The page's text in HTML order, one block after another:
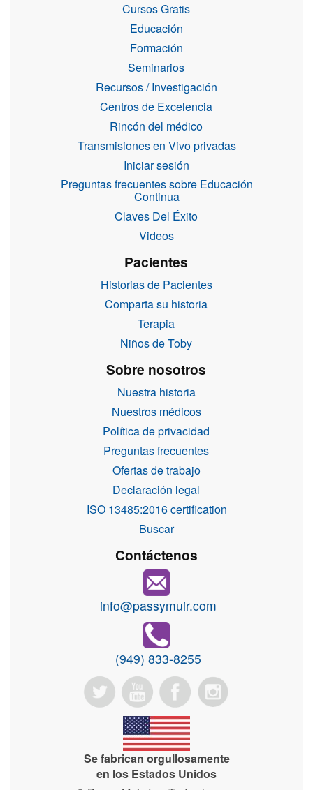
Cursos Gratis
Educación
Formación
Seminarios
Recursos / Investigación
Centros de Excelencia
Rincón del médico
Transmisiones en Vivo privadas
Iniciar sesión
Preguntas frecuentes sobre Educación
Continua
Claves Del Éxito
Videos
Pacientes
Historias de Pacientes
Comparta su historia
Terapia
Niños de Toby
Sobre nosotros
Nuestra historia
Nuestros médicos
Política de privacidad
Preguntas frecuentes
Ofertas de trabajo
Declaración legal
ISO 13485:2016 certification
Buscar
Contáctenos
info@passymuir.com
(949) 833-8255
Se fabrican orgullosamente
en los Estados Unidos